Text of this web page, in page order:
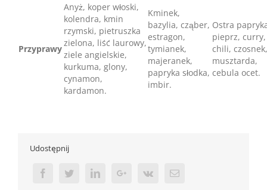
Przyprawy
Anyż, koper włoski,
kolendra, kmin
rzymski, pietruszka
zielona, liść laurowy,
ziele angielskie,
kurkuma, glony,
cynamon,
kardamon.
Kminek,
bazylia, cząber,
estragon,
tymianek,
majeranek,
papryka słodka,
imbir.
Ostra
pieprz, curry,
chili, czosnek,
musztarda,
cebula ocet.
Udostępnij